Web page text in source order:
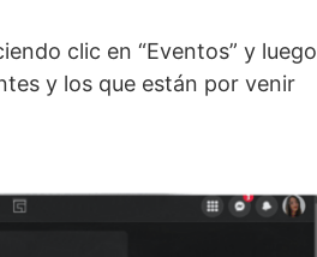
clic en “Eventos” y luego
y los que están por venir